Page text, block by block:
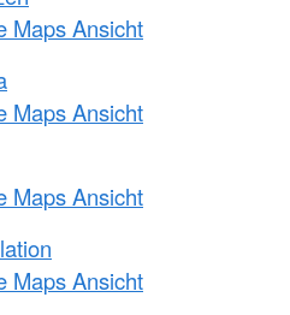
Maps Ansicht
Maps Ansicht
Maps Ansicht
Maps Ansicht